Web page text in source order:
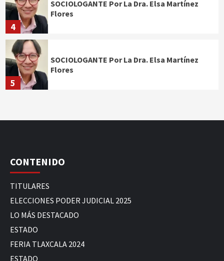
4
SOCIOLOGANTE Por La Dra. Elsa Martínez
Flores
5
SOCIOLOGANTE Por La Dra. Elsa Martínez
Flores
CONTENIDO
TITULARES
ELECCIONES PODER JUDICIAL 2025
LO MÁS DESTACADO
ESTADO
FERIA TLAXCALA 2024
ESTADO